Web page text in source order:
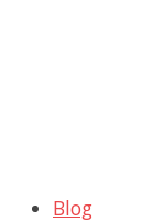
Blog